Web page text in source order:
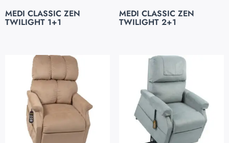
MEDI CLASSIC ZEN
TWILIGHT 1+1
MEDI CLASSIC ZEN
TWILIGHT 2+1